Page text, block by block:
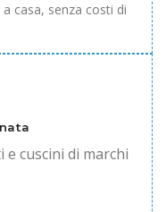
casa, senza costi di
cuscini di marchi